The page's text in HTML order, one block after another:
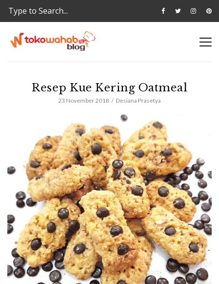
Resep Kue Kering Oatmeal
23 November 2018 Desiana Prasetya